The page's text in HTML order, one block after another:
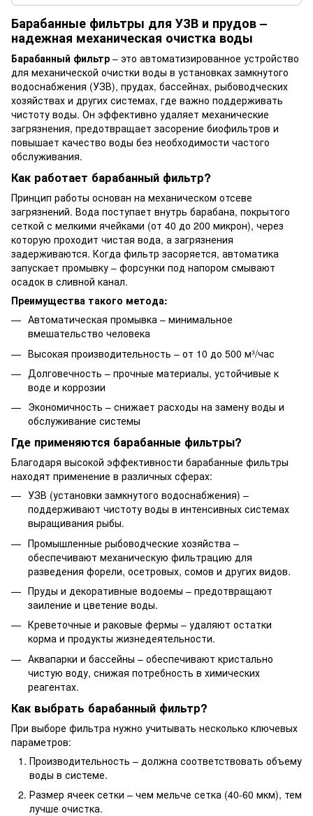
Барабанные фильтры для УЗВ и прудов –
надежная механическая очистка воды
Барабанный фильтр – это автоматизированное устройство
для механической очистки воды в установках замкнутого
водоснабжения (УЗВ), прудах, бассейнах, рыбоводческих
хозяйствах и других системах, где важно поддерживать
чистоту воды. Он эффективно удаляет механические
загрязнения, предотвращает засорение биофильтров и
повышает качество воды без необходимости частого
обслуживания.
Как работает барабанный фильтр?
Принцип работы основан на механическом отсеве
загрязнений. Вода поступает внутрь барабана, покрытого
сеткой с мелкими ячейками (от 40 до 200 микрон), через
которую проходит чистая вода, а загрязнения
задерживаются. Когда фильтр засоряется, автоматика
запускает промывку – форсунки под напором смывают
осадок в сливной канал.
Преимущества такого метода:
Автоматическая промывка – минимальное
вмешательство человека
Высокая производительность – от 10 до 500 м³/час
Долговечность – прочные материалы, устойчивые к
воде и коррозии
Экономичность – снижает расходы на замену воды и
обслуживание системы
Где применяются барабанные фильтры?
Благодаря высокой эффективности барабанные фильтры
находят применение в различных сферах:
УЗВ (установки замкнутого водоснабжения) –
поддерживают чистоту воды в интенсивных системах
выращивания рыбы.
Промышленные рыбоводческие хозяйства –
обеспечивают механическую фильтрацию для
разведения форели, осетровых, сомов и других видов.
Пруды и декоративные водоемы – предотвращают
заиление и цветение воды.
Креветочные и раковые фермы – удаляют остатки
корма и продукты жизнедеятельности.
Аквапарки и бассейны – обеспечивают кристально
чистую воду, снижая потребность в химических
реагентах.
Как выбрать барабанный фильтр?
При выборе фильтра нужно учитывать несколько ключевых
параметров:
Производительность – должна соответствовать объему
воды в системе.
Размер ячеек сетки – чем мельче сетка (40-60 мкм), тем
лучше очистка.